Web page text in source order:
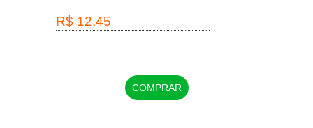
R$ 12,45
COMPRAR